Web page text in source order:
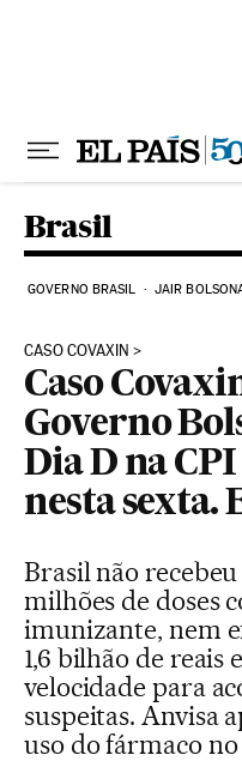
Brasil
GOVERNO BRASIL JAIR
CASO COVAXIN
Caso
Governo
Dia D na
nesta sexta.
Brasil não
milhões de doses
imunizante, nem
1,6 bilhão de reais
velocidade para
suspeitas. Anvisa
uso do fármaco